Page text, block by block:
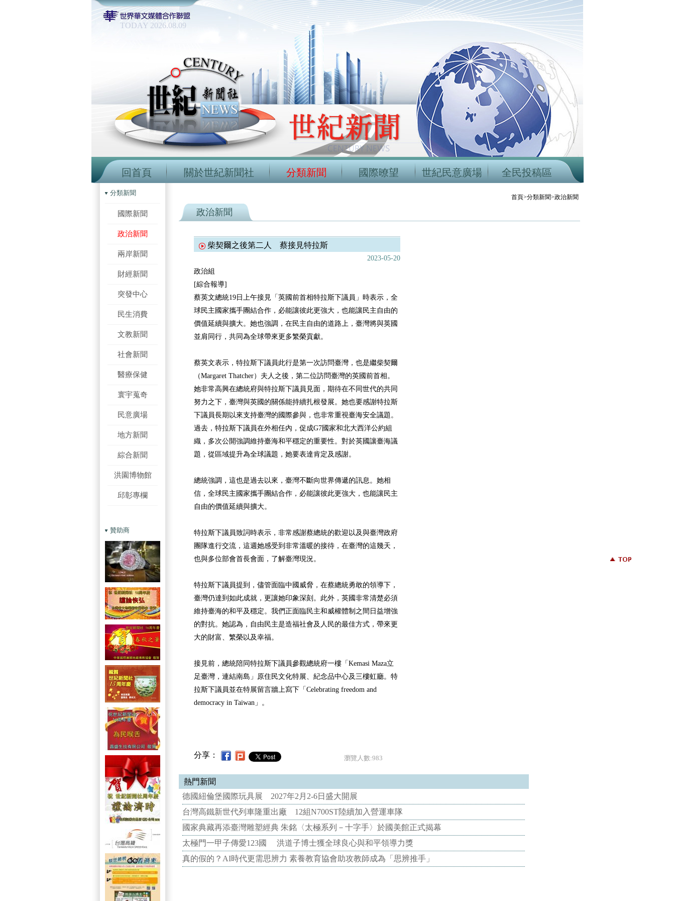
TODAY 2026.08.09
回首頁 關於世紀新聞社 分類新聞 國際暸望 世紀民意廣場 全民投稿區
分類新聞
國際新聞
政治新聞
兩岸新聞
財經新聞
突發中心
民生消費
文教新聞
社會新聞
醫療保健
寰宇蒐奇
民意廣場
地方新聞
綜合新聞
洪園博物館
邱彰專欄
贊助商
首頁>分類新聞>政治新聞
政治新聞
柴契爾之後第二人 蔡接見特拉斯
2023-05-20
政治組
[綜合報導]
蔡英文總統19日上午接見「英國前首相特拉斯下議員」時表示，全
球民主國家攜手團結合作，必能讓彼此更強大，也能讓民主自由的
價值延續與擴大。她也強調，在民主自由的道路上，臺灣將與英國
並肩同行，共同為全球帶來更多繁榮貢獻。
蔡英文表示，特拉斯下議員此行是第一次訪問臺灣，也是繼柴契爾
（Margaret Thatcher）夫人之後，第二位訪問臺灣的英國前首相。
她非常高興在總統府與特拉斯下議員見面，期待在不同世代的共同
努力之下，臺灣與英國的關係能持續扎根發展。她也要感謝特拉斯
下議員長期以來支持臺灣的國際參與，也非常重視臺海安全議題。
過去，特拉斯下議員在外相任內，促成G7國家和北大西洋公約組
織，多次公開強調維持臺海和平穩定的重要性。對於英國讓臺海議
題，從區域提升為全球議題，她要表達肯定及感謝。
總統強調，這也是過去以來，臺灣不斷向世界傳遞的訊息。她相
信，全球民主國家攜手團結合作，必能讓彼此更強大，也能讓民主
自由的價值延續與擴大。
特拉斯下議員致詞時表示，非常感謝蔡總統的歡迎以及與臺灣政府
團隊進行交流，這週她感受到非常溫暖的接待，在臺灣的這幾天，
也與多位部會首長會面，了解臺灣現況。
特拉斯下議員提到，儘管面臨中國威脅，在蔡總統勇敢的領導下，
臺灣仍達到如此成就，更讓她印象深刻。此外，英國非常清楚必須
維持臺海的和平及穩定。我們正面臨民主和威權體制之間日益增強
的對抗。她認為，自由民主是造福社會及人民的最佳方式，帶來更
大的財富、繁榮以及幸福。
接見前，總統陪同特拉斯下議員參觀總統府一樓「Kemasi Maza立
足臺灣，連結南島」原住民文化特展、紀念品中心及三樓虹廳。特
拉斯下議員並在特展留言牆上寫下「Celebrating freedom and
democracy in Taiwan」。
分享： 瀏覽人數:983
熱門新聞
德國紐倫堡國際玩具展 2027年2月2-6日盛大開展
台灣高鐵新世代列車隆重出廠 12組N700ST陸續加入營運車隊
國家典藏再添臺灣雕塑經典 朱銘〈太極系列－十字手〉於國美館正式揭幕
太極門一甲子傳愛123國 洪道子博士獲全球良心與和平領導力獎
真的假的？AI時代更需思辨力 素養教育協會助攻教師成為「思辨推手」